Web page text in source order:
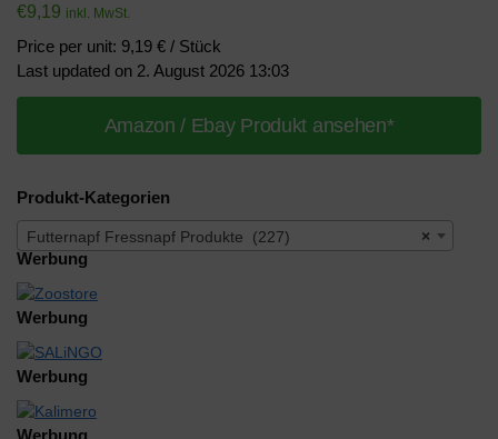
€9,19 inkl. MwSt.
Price per unit: 9,19 € / Stück
Last updated on 2. August 2026 13:03
Amazon / Ebay Produkt ansehen*
Produkt-Kategorien
×
Futternapf Fressnapf Produkte (227)
Werbung
Werbung
Werbung
Werbung